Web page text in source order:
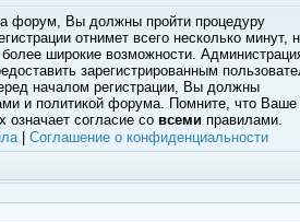
форум, Вы должны пройти процедуру
отнимет всего несколько минут,
широкие возможности.
зарегистрированным
началом регистрации, Вы должны
и политикой форума. Помните, что Ваше
означает согласие со всеми правилами.
| Соглашение о конфиденциальности